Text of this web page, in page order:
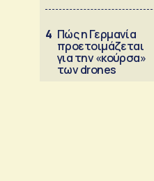
4 Πώς η Γερμανία
προετοιμάζεται
για την «κούρσα»
των drones